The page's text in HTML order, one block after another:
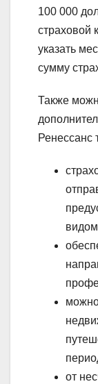
100 000
страховой
указать
сумму
Также
Ренессанс
от